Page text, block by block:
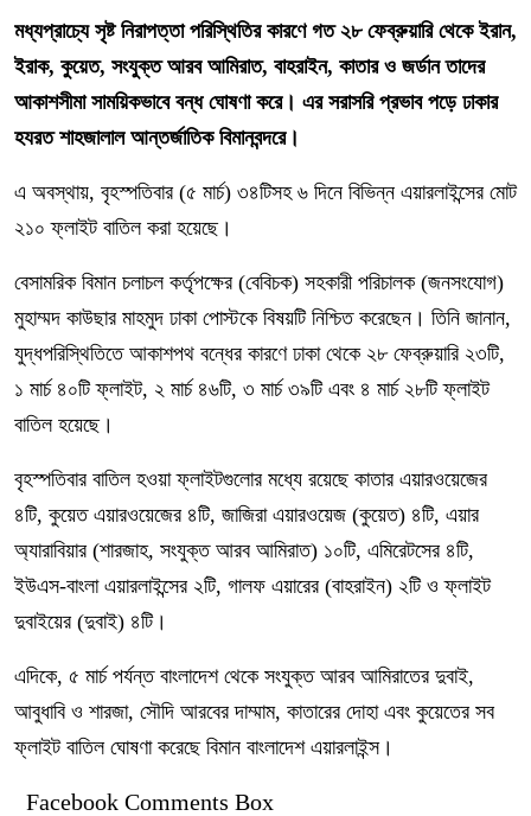
মধ্যপ্রাচ্যে সৃষ্ট নিরাপত্তা পরিস্থিতির কারণে গত ২৮ ফেব্রুয়ারি থেকে ইরান,
ইরাক, কুয়েত, সংযুক্ত আরব আমিরাত, বাহরাইন, কাতার ও জর্ডান তাদের
আকাশসীমা সাময়িকভাবে বন্ধ ঘোষণা করে। এর সরাসরি প্রভাব পড়ে ঢাকার
হযরত শাহজালাল আন্তর্জাতিক বিমানবন্দরে।
এ অবস্থায়, বৃহস্পতিবার (৫ মার্চ) ৩৪টিসহ ৬ দিনে বিভিন্ন এয়ারলাইন্সের মোট
২১০ ফ্লাইট বাতিল করা হয়েছে।
বেসামরিক বিমান চলাচল কর্তৃপক্ষের (বেবিচক) সহকারী পরিচালক (জনসংযোগ)
মুহাম্মদ কাউছার মাহমুদ ঢাকা পোস্টকে বিষয়টি নিশ্চিত করেছেন। তিনি জানান,
যুদ্ধপরিস্থিতিতে আকাশপথ বন্ধের কারণে ঢাকা থেকে ২৮ ফেব্রুয়ারি ২৩টি,
১ মার্চ ৪০টি ফ্লাইট, ২ মার্চ ৪৬টি, ৩ মার্চ ৩৯টি এবং ৪ মার্চ ২৮টি ফ্লাইট
বাতিল হয়েছে।
বৃহস্পতিবার বাতিল হওয়া ফ্লাইটগুলোর মধ্যে রয়েছে কাতার এয়ারওয়েজের
৪টি, কুয়েত এয়ারওয়েজের ৪টি, জাজিরা এয়ারওয়েজ (কুয়েত) ৪টি, এয়ার
অ্যারাবিয়ার (শারজাহ, সংযুক্ত আরব আমিরাত) ১০টি, এমিরেটসের ৪টি,
ইউএস-বাংলা এয়ারলাইন্সের ২টি, গালফ এয়ারের (বাহরাইন) ২টি ও ফ্লাইট
দুবাইয়ের (দুবাই) ৪টি।
এদিকে, ৫ মার্চ পর্যন্ত বাংলাদেশ থেকে সংযুক্ত আরব আমিরাতের দুবাই,
আবুধাবি ও শারজা, সৌদি আরবের দাম্মাম, কাতারের দোহা এবং কুয়েতের সব
ফ্লাইট বাতিল ঘোষণা করেছে বিমান বাংলাদেশ এয়ারলাইন্স।
Facebook Comments Box